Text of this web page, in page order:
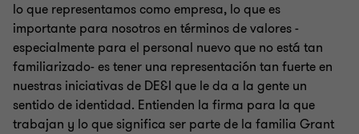
lo que representamos como empresa, lo que es
importante para nosotros en términos de valores -
especialmente para el personal nuevo que no está tan
familiarizado- es tener una representación tan fuerte en
nuestras iniciativas de DE&I que le da a la gente un
sentido de identidad. Entienden la firma para la que
trabajan y lo que significa ser parte de la familia Grant